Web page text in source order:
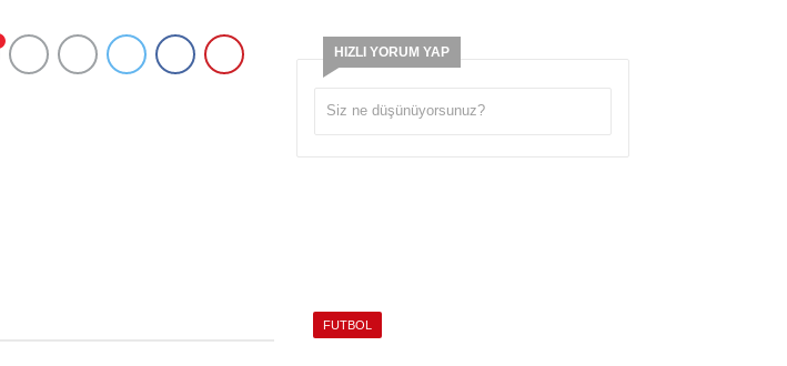
HIZLI YORUM YAP
FUTBOL